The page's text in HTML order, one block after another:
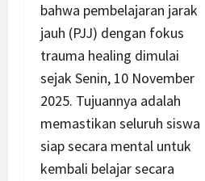
bahwa pembelajaran jarak
jauh (PJJ) dengan fokus
trauma healing dimulai
sejak Senin, 10 November
2025. Tujuannya adalah
memastikan seluruh siswa
siap secara mental untuk
kembali belajar secara